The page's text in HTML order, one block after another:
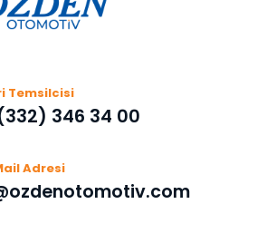
Temsilcisi
346 34 00
Adresi